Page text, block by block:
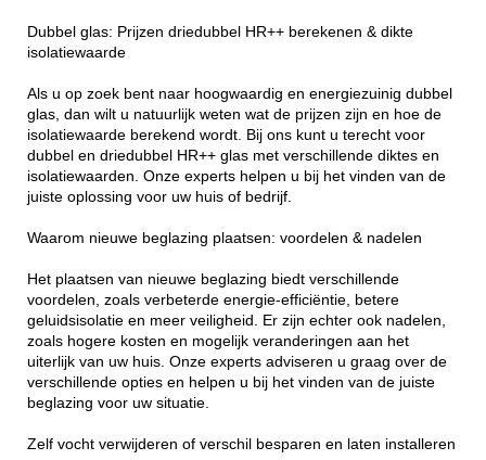
Dubbel glas: Prijzen driedubbel HR++ berekenen & dikte
isolatiewaarde
Als u op zoek bent naar hoogwaardig en energiezuinig dubbel
glas, dan wilt u natuurlijk weten wat de prijzen zijn en hoe de
isolatiewaarde berekend wordt. Bij ons kunt u terecht voor
dubbel en driedubbel HR++ glas met verschillende diktes en
isolatiewaarden. Onze experts helpen u bij het vinden van de
juiste oplossing voor uw huis of bedrijf.
Waarom nieuwe beglazing plaatsen: voordelen & nadelen
Het plaatsen van nieuwe beglazing biedt verschillende
voordelen, zoals verbeterde energie-efficiëntie, betere
geluidsisolatie en meer veiligheid. Er zijn echter ook nadelen,
zoals hogere kosten en mogelijk veranderingen aan het
uiterlijk van uw huis. Onze experts adviseren u graag over de
verschillende opties en helpen u bij het vinden van de juiste
beglazing voor uw situatie.
Zelf vocht verwijderen of verschil besparen en laten installeren